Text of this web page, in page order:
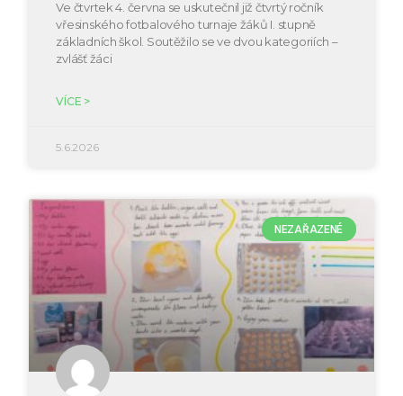
Ve čtvrtek 4. června se uskutečnil již čtvrtý ročník
vřesinského fotbalového turnaje žáků I. stupně
základních škol. Soutěžilo se ve dvou kategoriích –
zvlášť žáci
VÍCE >
5.6.2026
NEZAŘAZENÉ